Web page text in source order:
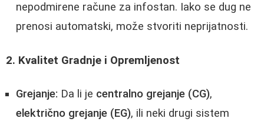
nepodmirene račune za infostan. Iako se dug ne
prenosi automatski, može stvoriti neprijatnosti.
2. Kvalitet Gradnje i Opremljenost
Grejanje: Da li je centralno grejanje (CG),
električno grejanje (EG), ili neki drugi sistem